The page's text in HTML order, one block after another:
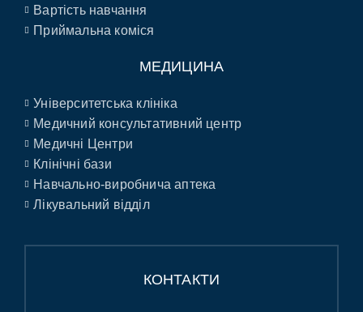
Вартість навчання
Приймальна коміся
МЕДИЦИНА
Університетська клініка
Медичний консультативний центр
Медичні Центри
Клінічні бази
Навчально-виробнича аптека
Лікувальний відділ
КОНТАКТИ